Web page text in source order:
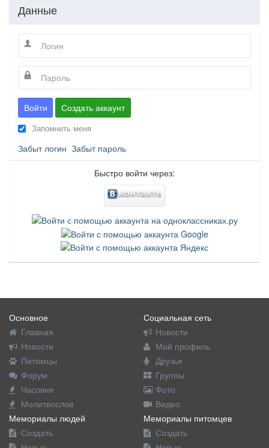
Данные
Войти Создать аккаунт
Запомнить меня
Забыт логин Забыт пароль
Быстро войти через:
Основное
Главная
Новости
Питомцы
Форум
Часовня
Молитвослов
Социальная сеть
Новости
Мой профиль
Друзья
Группы
Фото
Видео
Мемориалы людей
Создать
Мемориалы питомцев
Создать